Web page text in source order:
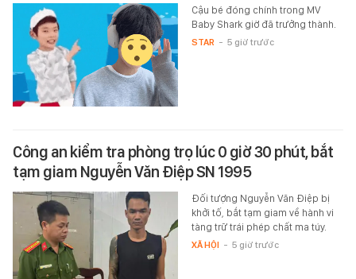
Cậu bé đóng chính trong MV
Baby Shark giờ đã trưởng thành.
STAR - 5 giờ trước
Công an kiểm tra phòng trọ lúc 0 giờ 30 phút, bắt
tạm giam Nguyễn Văn Điệp SN 1995
Đối tượng Nguyễn Văn Điệp bị
khởi tố, bắt tạm giam về hành vi
tàng trữ trái phép chất ma túy.
XÃ HỘI - 5 giờ trước